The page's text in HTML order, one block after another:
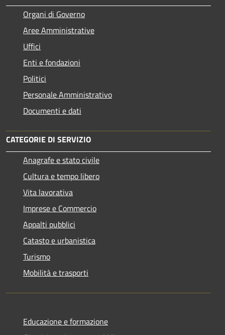
Organi di Governo
Aree Amministrative
Uffici
Enti e fondazioni
Politici
Personale Amministrativo
Documenti e dati
CATEGORIE DI SERVIZIO
Anagrafe e stato civile
Cultura e tempo libero
Vita lavorativa
Imprese e Commercio
Appalti pubblici
Catasto e urbanistica
Turismo
Mobilità e trasporti
Educazione e formazione